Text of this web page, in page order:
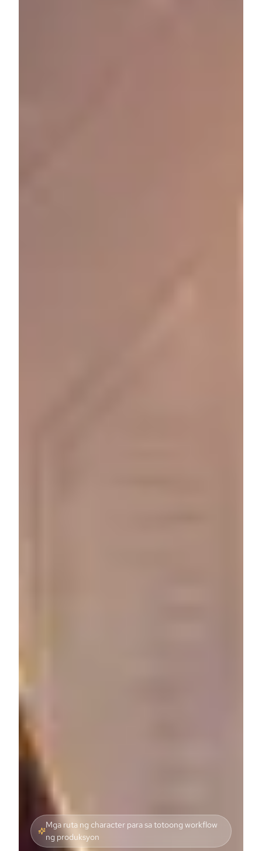
Mga ruta ng character para sa totoong workflow
ng produksyon